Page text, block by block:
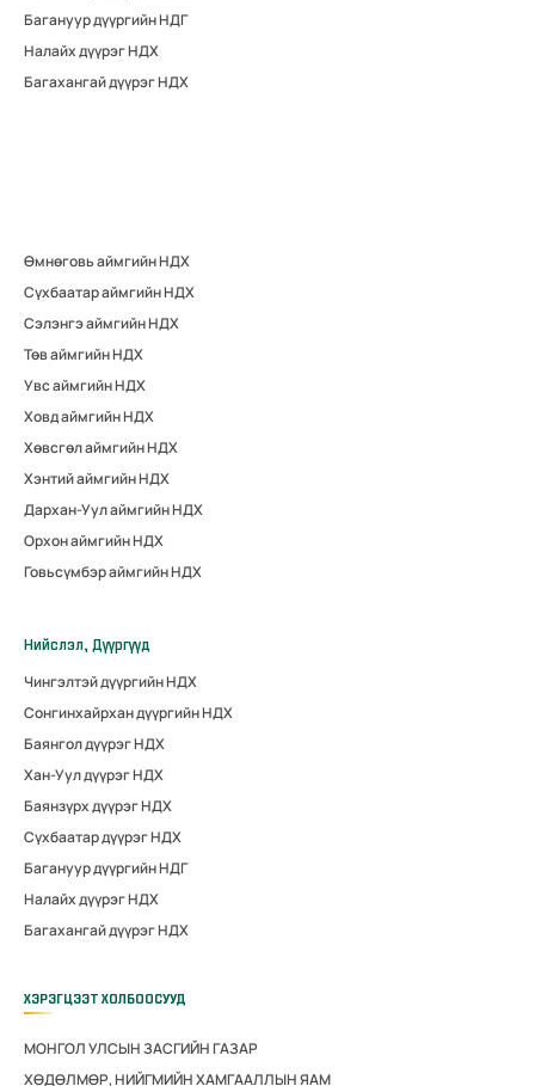
Багануур дүүргийн НДГ
Налайх дүүрэг НДХ
Багахангай дүүрэг НДХ
Өмнөговь аймгийн НДХ
Сүхбаатар аймгийн НДХ
Сэлэнгэ аймгийн НДХ
Төв аймгийн НДХ
Увс аймгийн НДХ
Ховд аймгийн НДХ
Хөвсгөл аймгийн НДХ
Хэнтий аймгийн НДХ
Дархан-Уул аймгийн НДХ
Орхон аймгийн НДХ
Говьсүмбэр аймгийн НДХ
Нийслэл, Дүүргүүд
Чингэлтэй дүүргийн НДХ
Сонгинхайрхан дүүргийн НДХ
Баянгол дүүрэг НДХ
Хан-Уул дүүрэг НДХ
Баянзүрх дүүрэг НДХ
Сүхбаатар дүүрэг НДХ
Багануур дүүргийн НДГ
Налайх дүүрэг НДХ
Багахангай дүүрэг НДХ
ХЭРЭГЦЭЭТ ХОЛБООСУУД
МОНГОЛ УЛСЫН ЗАСГИЙН ГАЗАР
ХӨДӨЛМӨР, НИЙГМИЙН ХАМГААЛЛЫН ЯАМ